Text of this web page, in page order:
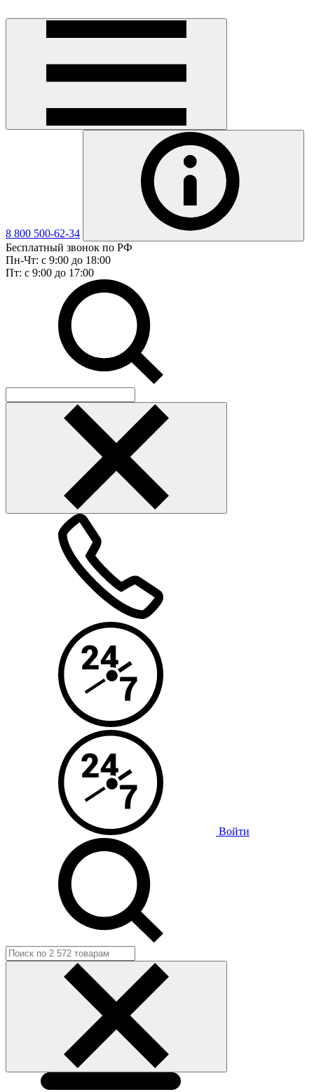
8 800 500-62-34
Бесплатный звонок по РФ
Пн-Чт: с 9:00 до 18:00
Пт: с 9:00 до 17:00
Войти